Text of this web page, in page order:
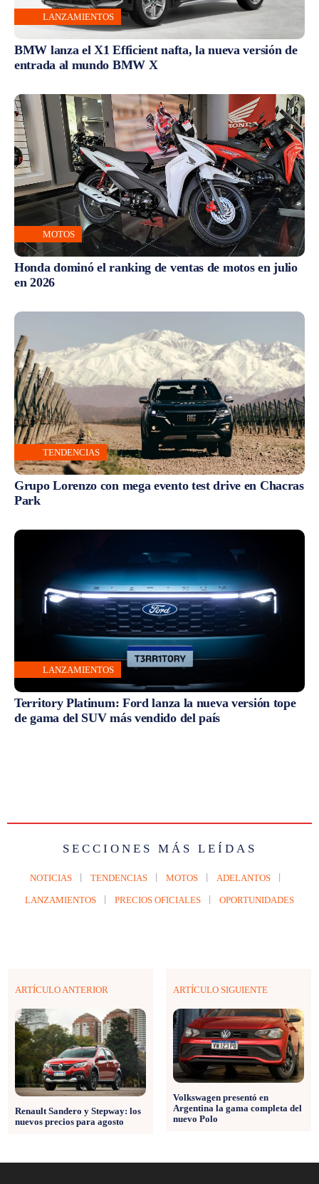
LANZAMIENTOS
BMW lanza el X1 Efficient nafta, la nueva versión de
entrada al mundo BMW X
MOTOS
Honda dominó el ranking de ventas de motos en julio
en 2026
TENDENCIAS
Grupo Lorenzo con mega evento test drive en Chacras
Park
LANZAMIENTOS
Territory Platinum: Ford lanza la nueva versión tope
de gama del SUV más vendido del país
SECCIONES MÁS LEÍDAS
NOTICIAS TENDENCIAS MOTOS ADELANTOS
LANZAMIENTOS PRECIOS OFICIALES OPORTUNIDADES
ARTÍCULO ANTERIOR
Renault Sandero y Stepway: los
nuevos precios para agosto
ARTÍCULO SIGUIENTE
Volkswagen presentó en
Argentina la gama completa del
nuevo Polo